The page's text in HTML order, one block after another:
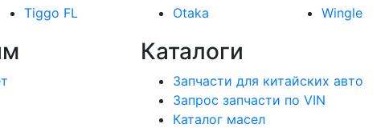
Tiggo FL
Otaka
Wingle
Каталоги
Запчасти для китайских авто
Запрос запчасти по VIN
Каталог масел